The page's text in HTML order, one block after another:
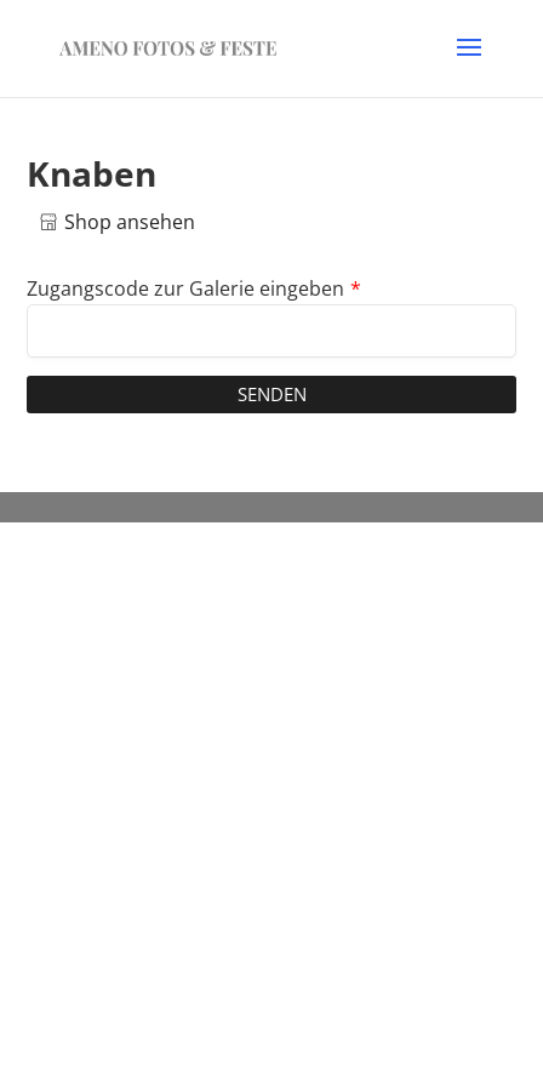
Knaben
Shop ansehen
Zugangscode zur Galerie eingeben *
SENDEN